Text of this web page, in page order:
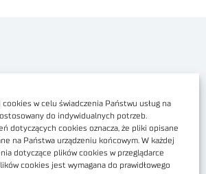
w celu świadczenia Państwu usług na
do indywidualnych potrzeb.
dotyczących cookies oznacza, że pliki opisane
na Państwa urządzeniu końcowym. W każdej
dotyczące plików cookies w przeglądarce
cookies jest wymagana do prawidłowego